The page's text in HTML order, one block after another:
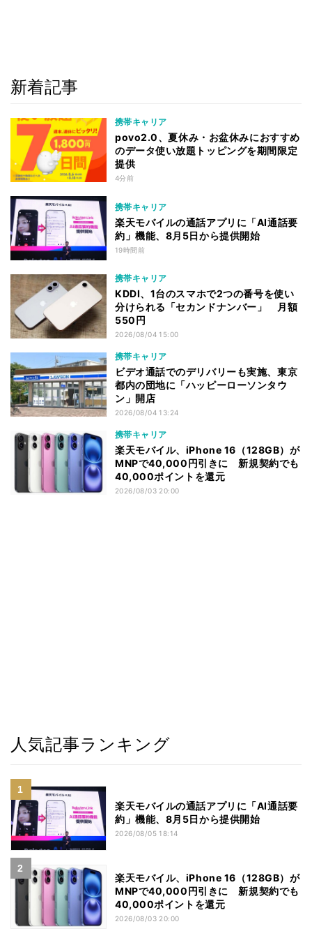
新着記事
携帯キャリア
povo2.0、夏休み・お盆休みにおすすめ
のデータ使い放題トッピングを期間限定
提供
4分前
携帯キャリア
楽天モバイルの通話アプリに「AI通話要
約」機能、8月5日から提供開始
19時間前
携帯キャリア
KDDI、1台のスマホで2つの番号を使い
分けられる「セカンドナンバー」 月額
550円
2026/08/04 15:00
携帯キャリア
ビデオ通話でのデリバリーも実施、東京
都内の団地に「ハッピーローソンタウ
ン」開店
2026/08/04 13:24
携帯キャリア
楽天モバイル、iPhone 16（128GB）が
MNPで40,000円引きに 新規契約でも
40,000ポイントを還元
2026/08/03 20:00
人気記事ランキング
楽天モバイルの通話アプリに「AI通話要
約」機能、8月5日から提供開始
2026/08/05 18:14
楽天モバイル、iPhone 16（128GB）が
MNPで40,000円引きに 新規契約でも
40,000ポイントを還元
2026/08/03 20:00